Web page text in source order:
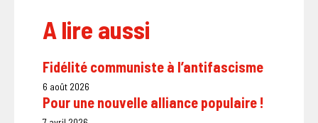
A lire aussi
Fidélité communiste à l’antifascisme
6 août 2026
Pour une nouvelle alliance populaire !